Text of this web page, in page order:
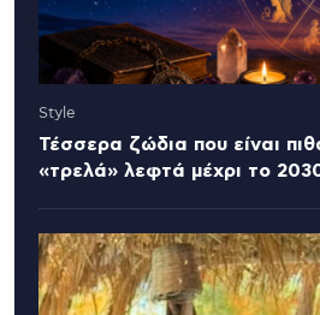
Style
Τέσσερα ζώδια που είναι
«τρελά» λεφτά μέχρι το